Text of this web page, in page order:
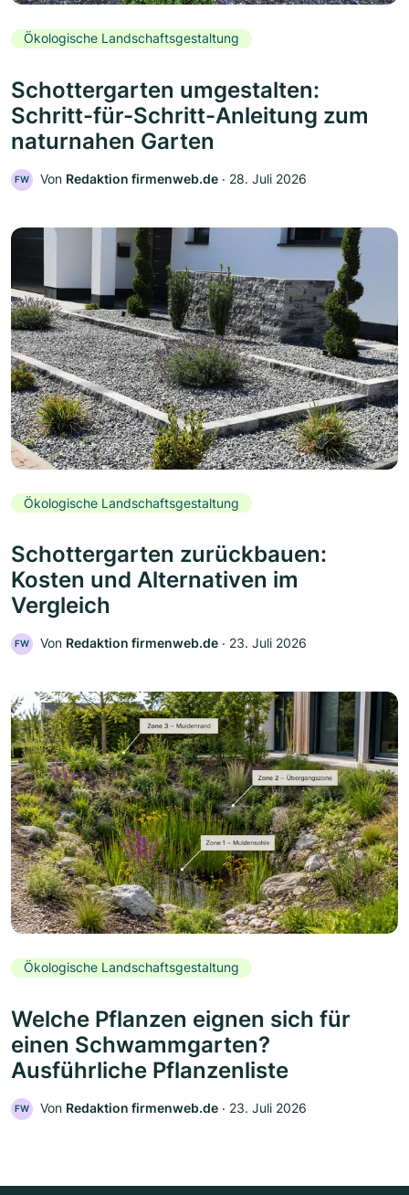
Ökologische Landschaftsgestaltung
Schottergarten umgestalten:
Schritt-für-Schritt-Anleitung zum
naturnahen Garten
FW Von Redaktion firmenweb.de ‧ 28. Juli 2026
Ökologische Landschaftsgestaltung
Schottergarten zurückbauen:
Kosten und Alternativen im
Vergleich
FW Von Redaktion firmenweb.de ‧ 23. Juli 2026
Ökologische Landschaftsgestaltung
Welche Pflanzen eignen sich für
einen Schwammgarten?
Ausführliche Pflanzenliste
FW Von Redaktion firmenweb.de ‧ 23. Juli 2026